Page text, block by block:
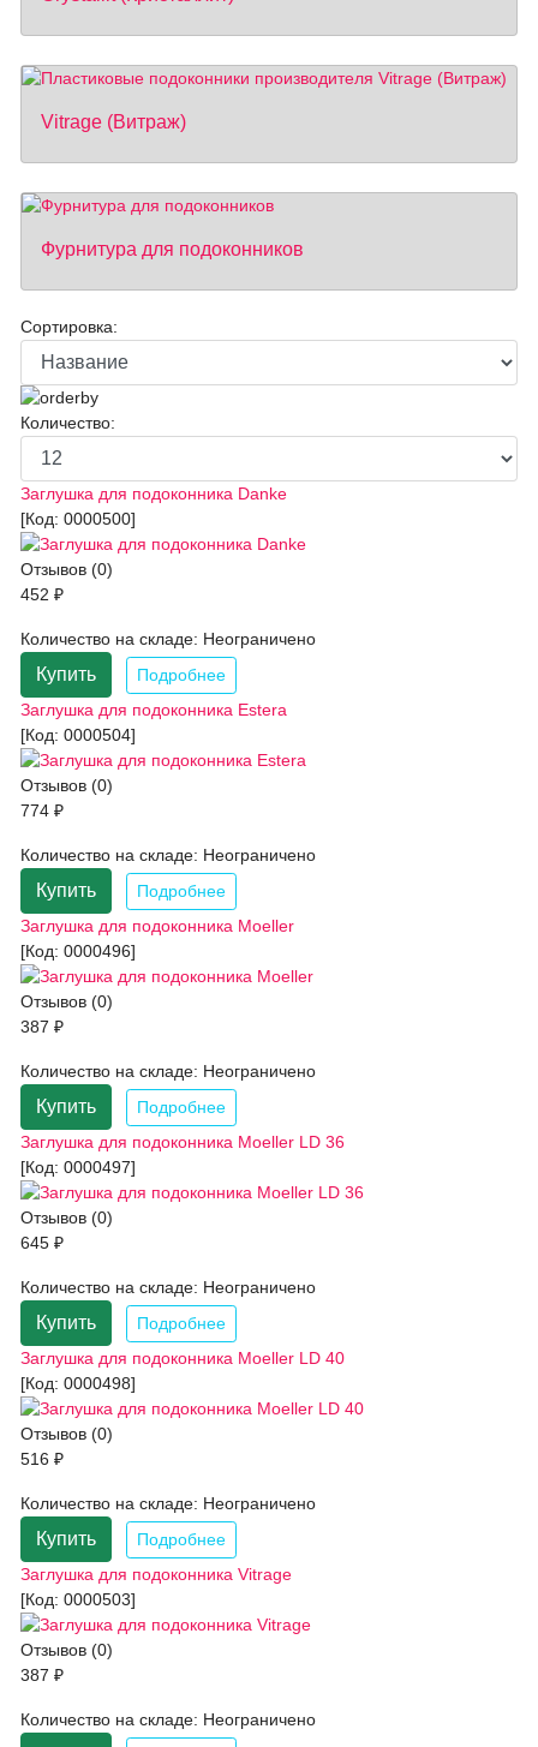
Vitrage (Витраж)
Фурнитура для подоконников
Сортировка:
Количество:
Заглушка для подоконника Danke
[Код: 0000500]
Отзывов (0)
452 ₽
Количество на складе: Неограничено
Купить
Подробнее
Заглушка для подоконника Estera
[Код: 0000504]
Отзывов (0)
774 ₽
Количество на складе: Неограничено
Купить
Подробнее
Заглушка для подоконника Moeller
[Код: 0000496]
Отзывов (0)
387 ₽
Количество на складе: Неограничено
Купить
Подробнее
Заглушка для подоконника Moeller LD 36
[Код: 0000497]
Отзывов (0)
645 ₽
Количество на складе: Неограничено
Купить
Подробнее
Заглушка для подоконника Moeller LD 40
[Код: 0000498]
Отзывов (0)
516 ₽
Количество на складе: Неограничено
Купить
Подробнее
Заглушка для подоконника Vitrage
[Код: 0000503]
Отзывов (0)
387 ₽
Количество на складе: Неограничено